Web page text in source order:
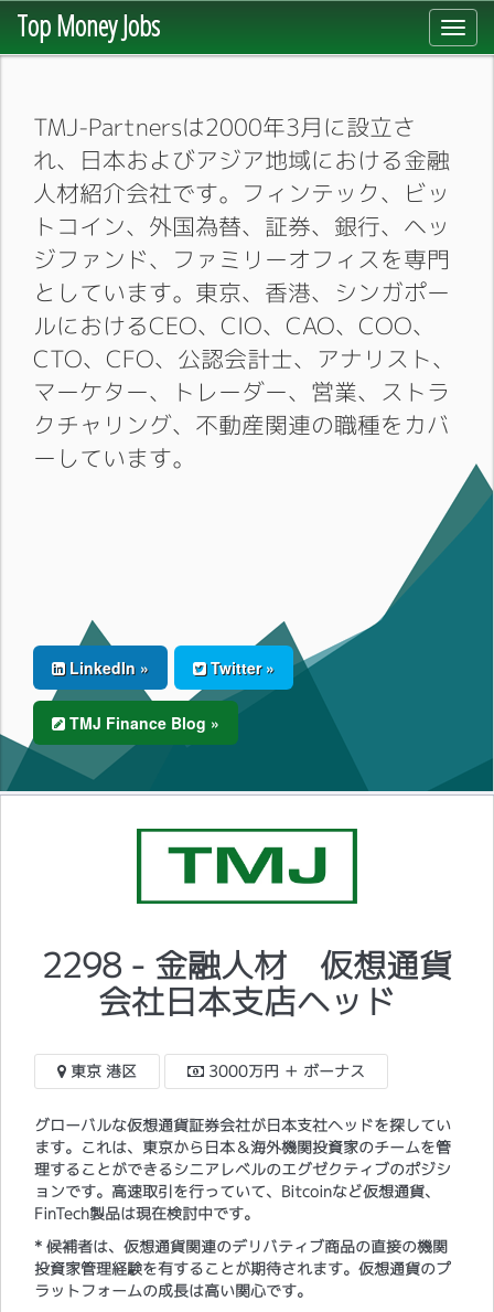
Top Money Jobs
TMJ-Partnersは2000年3月に設立さ
れ、日本およびアジア地域における金融
人材紹介会社です。フィンテック、ビッ
トコイン、外国為替、証券、銀行、ヘッ
ジファンド、ファミリーオフィスを専門
としています。東京、香港、シンガポー
ルにおけるCEO、CIO、CAO、COO、
CTO、CFO、公認会計士、アナリスト、
マーケター、トレーダー、営業、ストラ
クチャリング、不動産関連の職種をカバ
ーしています。
LinkedIn » Twitter »
TMJ Finance Blog »
2298 - 金融人材 仮想通貨
会社日本支店ヘッド
東京 港区 3000万円 ＋ ボーナス
グローバルな仮想通貨証券会社が日本支社ヘッドを探してい
ます。これは、東京から日本＆海外機関投資家のチームを管
理することができるシニアレベルのエグゼクティブのポジシ
ョンです。高速取引を行っていて、Bitcoinなど仮想通貨、
FinTech製品は現在検討中です。
* 候補者は、仮想通貨関連のデリバティブ商品の直接の機関
投資家管理経験を有することが期待されます。仮想通貨のプ
ラットフォームの成長は高い関心です。